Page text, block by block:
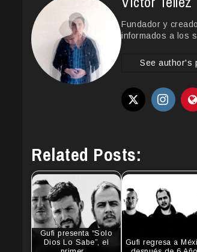
Fundador y
informados a los
See author's
Related Posts:
Gufi presenta “Solo
Dios Lo Sabe”, el
Gufi regresa a